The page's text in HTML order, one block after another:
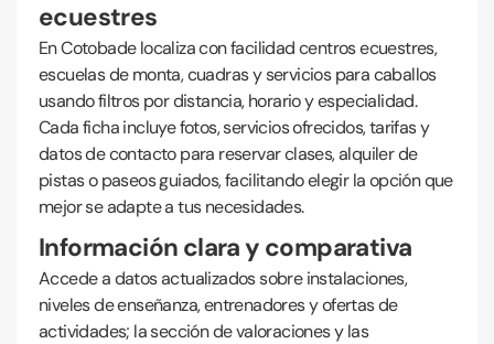
ecuestres
En Cotobade localiza con facilidad centros ecuestres,
escuelas de monta, cuadras y servicios para caballos
usando filtros por distancia, horario y especialidad.
Cada ficha incluye fotos, servicios ofrecidos, tarifas y
datos de contacto para reservar clases, alquiler de
pistas o paseos guiados, facilitando elegir la opción que
mejor se adapte a tus necesidades.
Información clara y comparativa
Accede a datos actualizados sobre instalaciones,
niveles de enseñanza, entrenadores y ofertas de
actividades; la sección de valoraciones y las